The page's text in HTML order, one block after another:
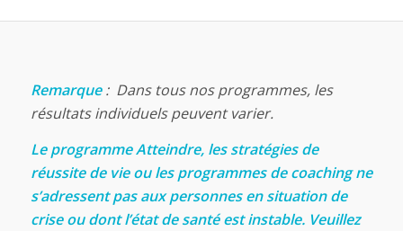
Remarque: Dans tous nos programmes, les
résultats individuels peuvent varier.
Le programme Atteindre, les stratégies de
réussite de vie ou les programmes de coaching ne
s’adressent pas aux personnes en situation de
crise ou dont l’état de santé est instable. Veuillez